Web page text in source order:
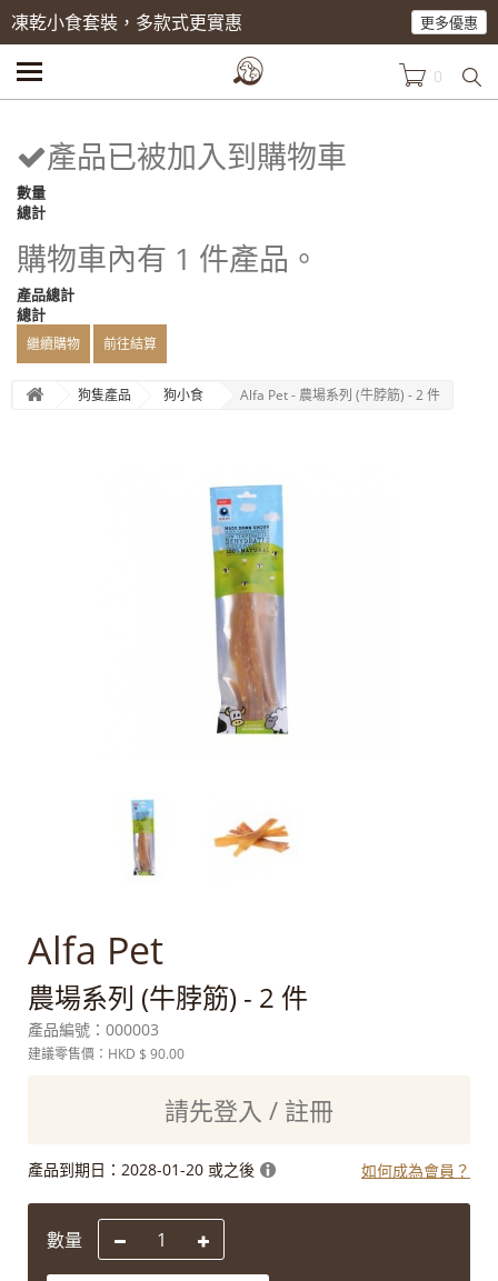
凍乾小食套裝，多款式更實惠 更多優惠
0
產品已被加入到購物車
數量
總計
購物車內有 1 件產品。
產品總計
總計
繼續購物 前往結算
狗隻產品 狗小食 Alfa Pet - 農場系列 (牛脖筋) - 2 件
Alfa Pet
農場系列 (牛脖筋) - 2 件
產品編號： 000003
建議零售價：HKD $ 90.00
請先登入 / 註冊
產品到期日： 2028-01-20 或之後 如何成為會員？
數量